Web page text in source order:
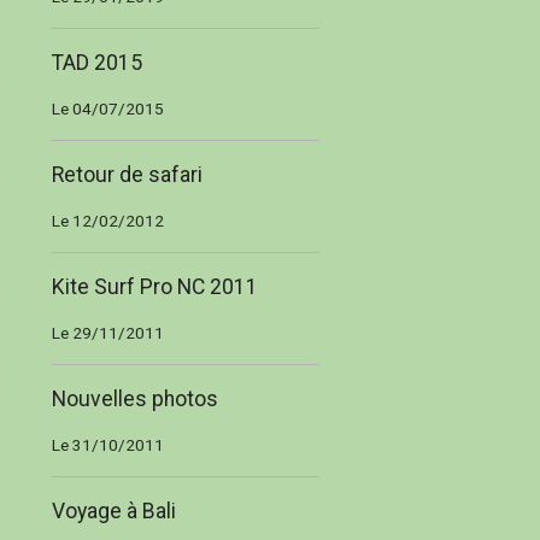
TAD 2015
Le 04/07/2015
Retour de safari
Le 12/02/2012
Kite Surf Pro NC 2011
Le 29/11/2011
Nouvelles photos
Le 31/10/2011
Voyage à Bali